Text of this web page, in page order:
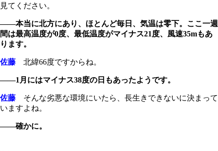
見てください。
――本当に北方にあり、ほとんど毎日、気温は零下。ここ一週
間は最高温度が0度、最低温度がマイナス21度、風速35mもあ
ります。
佐藤 北緯66度ですからね。
――1月にはマイナス38度の日もあったようです。
佐藤 そんな劣悪な環境にいたら、長生きできないに決まって
いますよね。
――確かに。